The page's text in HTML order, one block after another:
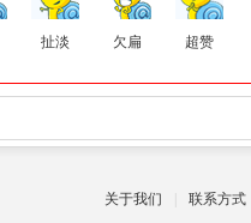
扯淡 欠扁 超赞
关于我们 联系方式